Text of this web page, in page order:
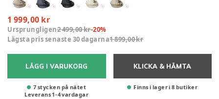
1 999,00 kr
Ursprungligen2 499,00 kr-20%
Lägsta pris senaste 30 dagarna1 899,00 kr
LÄGG I VARUKORG
7 stycken på nätet
Leverans 1-4vardagar
KLICKA & HÄMTA
Finns i lager i 8 butiker